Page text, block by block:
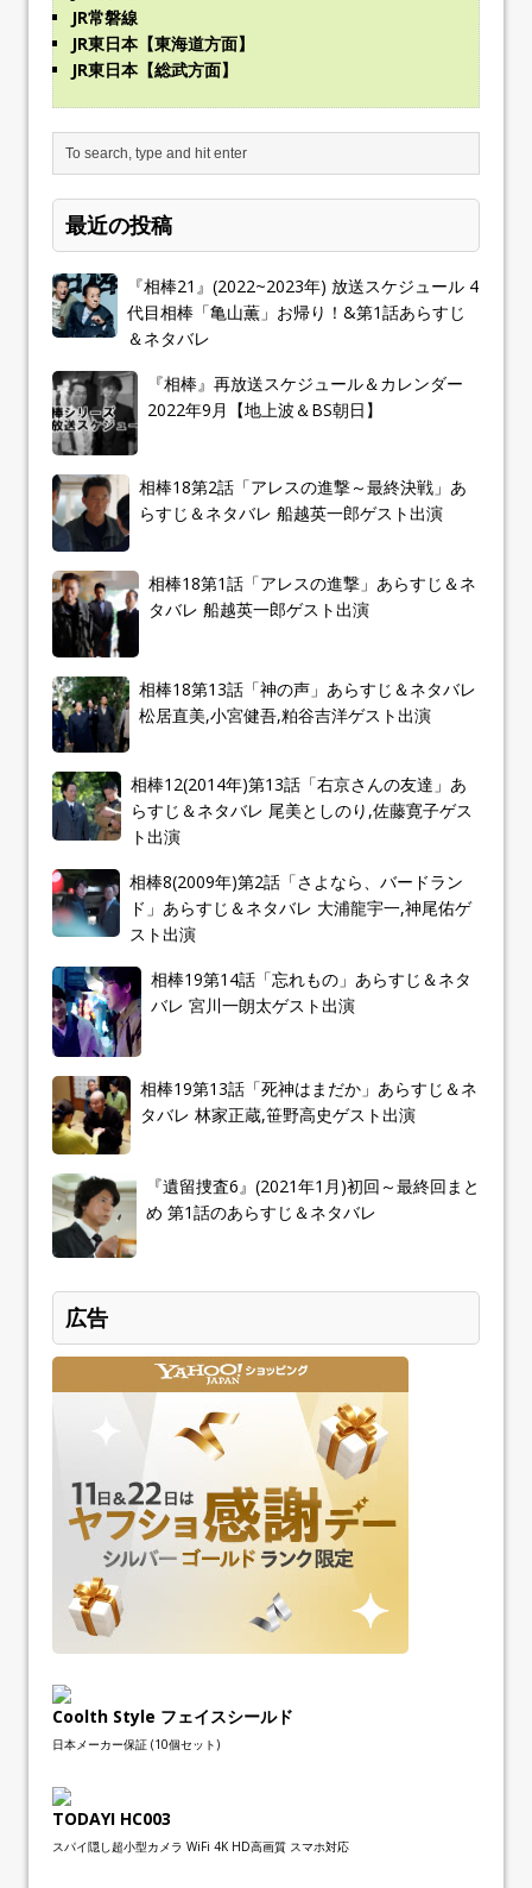
JR常磐線
JR東日本【東海道方面】
JR東日本【総武方面】
最近の投稿
『相棒21』(2022~2023年) 放送スケジュール 4
代目相棒「亀山薫」お帰り！&第1話あらすじ
＆ネタバレ
『相棒』再放送スケジュール＆カレンダー
2022年9月【地上波＆BS朝日】
相棒18第2話「アレスの進撃～最終決戦」あ
らすじ＆ネタバレ 船越英一郎ゲスト出演
相棒18第1話「アレスの進撃」あらすじ＆ネ
タバレ 船越英一郎ゲスト出演
相棒18第13話「神の声」あらすじ＆ネタバレ
松居直美,小宮健吾,粕谷吉洋ゲスト出演
相棒12(2014年)第13話「右京さんの友達」あ
らすじ＆ネタバレ 尾美としのり,佐藤寛子ゲス
ト出演
相棒8(2009年)第2話「さよなら、バードラン
ド」あらすじ＆ネタバレ 大浦龍宇一,神尾佑ゲ
スト出演
相棒19第14話「忘れもの」あらすじ＆ネタ
バレ 宮川一朗太ゲスト出演
相棒19第13話「死神はまだか」あらすじ＆ネ
タバレ 林家正蔵,笹野高史ゲスト出演
『遺留捜査6』(2021年1月)初回～最終回まと
め 第1話のあらすじ＆ネタバレ
広告
Coolth Style フェイスシールド
日本メーカー保証 (10個セット)
TODAYI HC003
スパイ隠し超小型カメラ WiFi 4K HD高画質 スマホ対応